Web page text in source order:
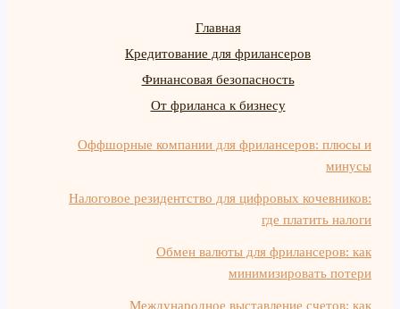
Главная
Кредитование для фрилансеров
Финансовая безопасность
От фриланса к бизнесу
Оффшорные компании для фрилансеров: плюсы и
минусы
Налоговое резидентство для цифровых кочевников:
где платить налоги
Обмен валюты для фрилансеров: как
минимизировать потери
Международное выставление счетов: как